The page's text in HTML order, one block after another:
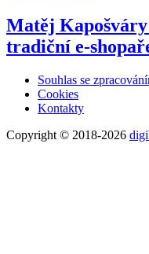
Matěj
tradiční e-
Souhlas se
Cookies
Kontakty
Copyright © 2018-2026